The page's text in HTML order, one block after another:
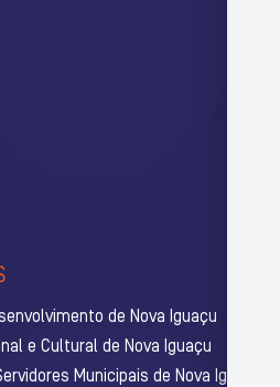
de Nova Iguaçu
e Cultural de Nova Iguaçu
Municipais de Nova Iguaçu